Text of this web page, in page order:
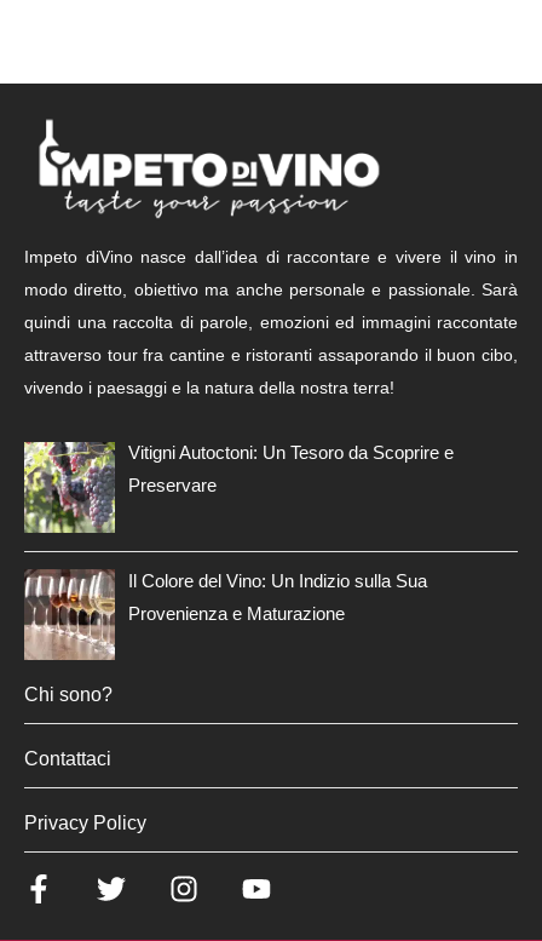
Impeto diVino nasce dall’idea di raccontare e vivere il vino in
modo diretto, obiettivo ma anche personale e passionale. Sarà
quindi una raccolta di parole, emozioni ed immagini raccontate
attraverso tour fra cantine e ristoranti assaporando il buon cibo,
vivendo i paesaggi e la natura della nostra terra!
Vitigni Autoctoni: Un Tesoro da Scoprire e
Preservare
Il Colore del Vino: Un Indizio sulla Sua
Provenienza e Maturazione
Chi sono?
Contattaci
Privacy Policy